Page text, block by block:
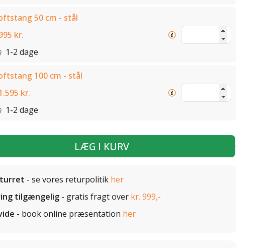
50 cm - stål
kr.
1-2 dage
100 cm - stål
kr.
1-2 dage
LÆG I KURV
- se vores returpolitik her
tilgængelig - gratis fragt over kr. 999,-
- book online præsentation her